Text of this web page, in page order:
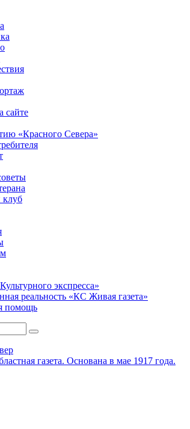
сайте
«Красного Севера»
экспресса»
реальность «КС Живая газета»
помощь
газета. Основана в мае 1917 года.